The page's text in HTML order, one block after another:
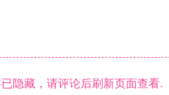
隐藏，请评论后刷新页面查看.